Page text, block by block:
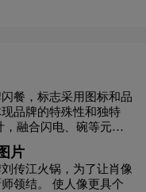
橙色logo设计
电logo设计
子产品logo设计
餐，标志采用图标和品
品牌的特殊性和独特
融合闪电、碗等元
气、醒目、灵动的感
击力和感染力，易于
片
传江火锅，为了让肖像
领结。 使人像更具个